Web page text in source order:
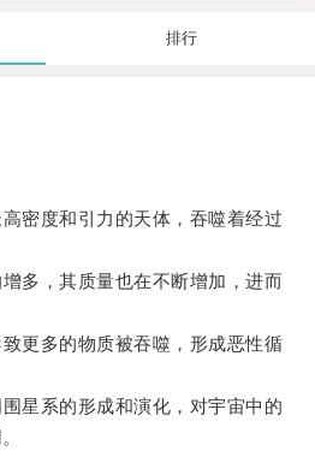
排行
度和引力的天体，吞噬着经过
，其质量也在不断增加，进而
多的物质被吞噬，形成恶性循
系的形成和演化，对宇宙中的